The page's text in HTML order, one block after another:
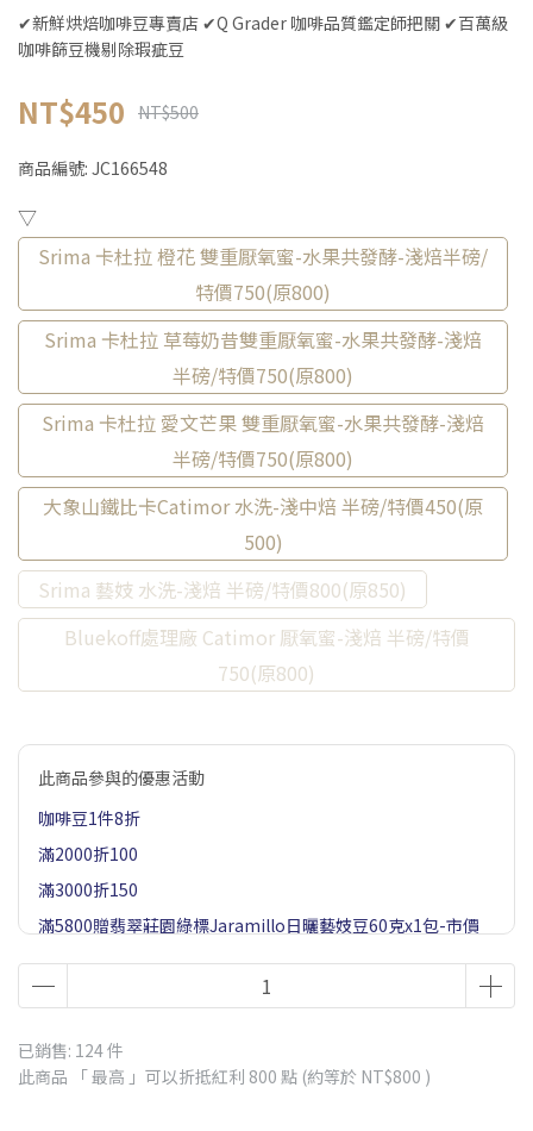
✔新鮮烘焙咖啡豆專賣店 ✔Q Grader 咖啡品質鑑定師把關 ✔百萬級
咖啡篩豆機剔除瑕疵豆
NT$450 NT$500
商品編號: JC166548
▽
Srima 卡杜拉 橙花 雙重厭氧蜜-水果共發酵-淺焙半磅/
特價750(原800)
Srima 卡杜拉 草莓奶昔雙重厭氧蜜-水果共發酵-淺焙
半磅/特價750(原800)
Srima 卡杜拉 愛文芒果 雙重厭氧蜜-水果共發酵-淺焙
半磅/特價750(原800)
大象山鐵比卡Catimor 水洗-淺中焙 半磅/特價450(原
500)
Srima 藝妓 水洗-淺焙 半磅/特價800(原850)
Bluekoff處理廠 Catimor 厭氧蜜-淺焙 半磅/特價
750(原800)
此商品參與的優惠活動
咖啡豆1件8折
滿2000折100
滿3000折150
滿5800贈翡翠莊園綠標Jaramillo日曬藝妓豆60克x1包-市價
滿1500贈藝妓村藝妓or飛雀藝妓濾掛x1包(隨機)-市價$85
滿3800贈翡翠莊園紅標藝妓豆20克x1包(水洗/日曬隨機)市價
約$750
已銷售: 124 件
此商品 「 最高 」可以折抵紅利 800 點 (約等於 NT$800 )